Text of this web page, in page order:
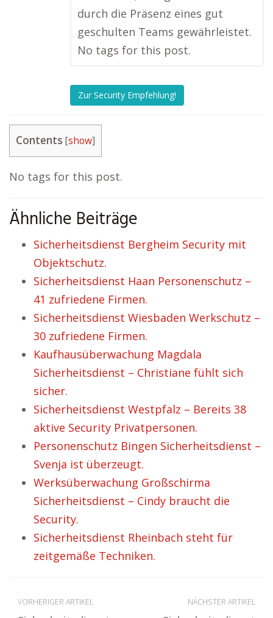
durch die Präsenz eines gut
geschulten Teams gewährleistet.
No tags for this post.
Zur Security Empfehlung!
Contents [show]
No tags for this post.
Ähnliche Beiträge
Sicherheitsdienst Bergheim Security mit
Objektschutz.
Sicherheitsdienst Haan Personenschutz –
41 zufriedene Firmen.
Sicherheitsdienst Wiesbaden Werkschutz –
30 zufriedene Firmen.
Kaufhausüberwachung Magdala
Sicherheitsdienst – Christiane fühlt sich
sicher.
Sicherheitsdienst Westpfalz – Bereits 38
aktive Security Privatpersonen.
Personenschutz Bingen Sicherheitsdienst –
Svenja ist überzeugt.
Werksüberwachung Großschirma
Sicherheitsdienst – Cindy braucht die
Security.
Sicherheitsdienst Rheinbach steht für
zeitgemäße Techniken.
VORHERIGER ARTIKEL NÄCHSTER ARTIKEL